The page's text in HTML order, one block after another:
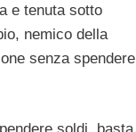
e tenuta sotto
nemico della
senza spendere